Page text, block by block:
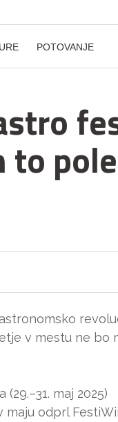
POTOVANJE
to
v mestu ne bo
maj 2025)
odprl